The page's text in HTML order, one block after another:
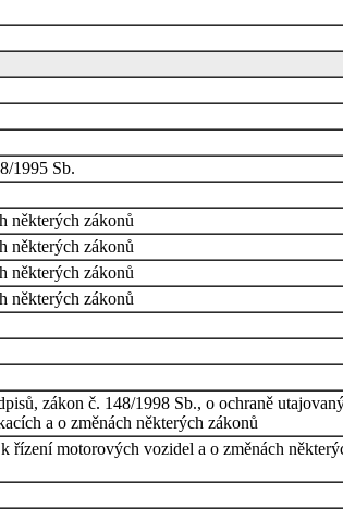
1995 Sb.
některých zákonů
některých zákonů
některých zákonů
některých zákonů
zákon č. 148/1998 Sb., o ochraně
a o změnách některých zákonů
motorových vozidel a o změnách